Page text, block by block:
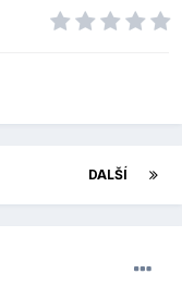
DALŠÍ